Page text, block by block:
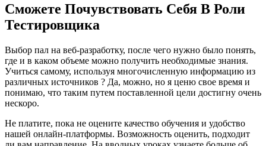
Сможете Почувствовать Себя В Роли
Тестировщика
Выбор пал на веб-разработку, после чего нужно было понять,
где и в каком объеме можно получить необходимые знания.
Учиться самому, используя многочисленную информацию из
различных источников ? Да, можно, но я ценю свое время и
понимаю, что таким путем поставленной цели достигну очень
нескоро.
Не платите, пока не оцените качество обучения и удобство
нашей онлайн-платформы. Возможность оценить, подходит